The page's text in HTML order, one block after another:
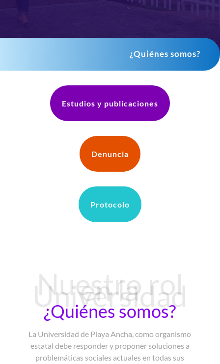
¿Quiénes somos?
Estudios y publicaciones
Denuncia
Protocolo
Nuestro rol
en la
Universidad
¿Quiénes somos?
La Universidad de Playa Ancha, como organismo
estatal debe responder y proponer soluciones a
problemáticas sociales actuales en todas sus